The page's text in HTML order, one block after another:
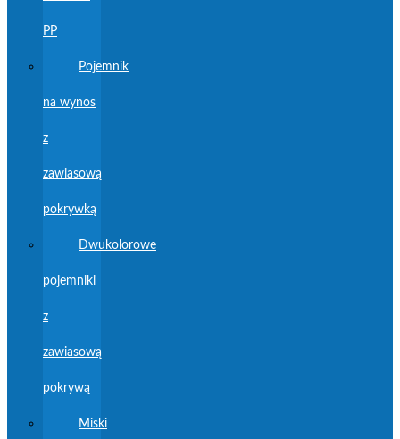
PP
Pojemnik
na wynos
z
zawiasową
pokrywką
Dwukolorowe
pojemniki
z
zawiasową
pokrywą
Miski